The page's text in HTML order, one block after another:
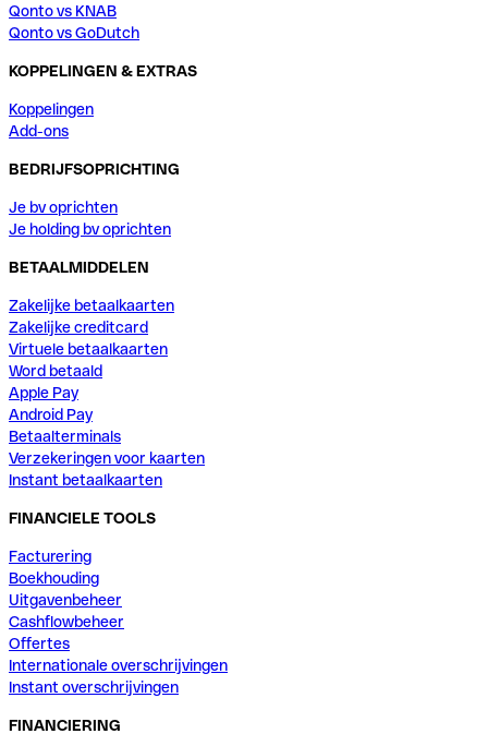
Qonto vs KNAB
Qonto vs GoDutch
KOPPELINGEN & EXTRAS
Koppelingen
Add-ons
BEDRIJFSOPRICHTING
Je bv oprichten
Je holding bv oprichten
BETAALMIDDELEN
Zakelijke betaalkaarten
Zakelijke creditcard
Virtuele betaalkaarten
Word betaald
Apple Pay
Android Pay
Betaalterminals
Verzekeringen voor kaarten
Instant betaalkaarten
FINANCIELE TOOLS
Facturering
Boekhouding
Uitgavenbeheer
Cashflowbeheer
Offertes
Internationale overschrijvingen
Instant overschrijvingen
FINANCIERING